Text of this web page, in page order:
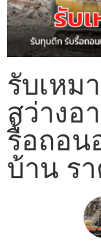
รับเหม
สว่างอ
รื้อถอน
บ้าน ร